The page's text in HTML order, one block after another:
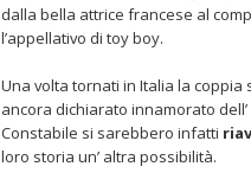
dalla bella attrice francese al
l’appellativo di toy boy.
Una volta tornati in Italia la
ancora dichiarato innamorato
Constabile si sarebbero infatti
loro storia un’ altra possibilità.